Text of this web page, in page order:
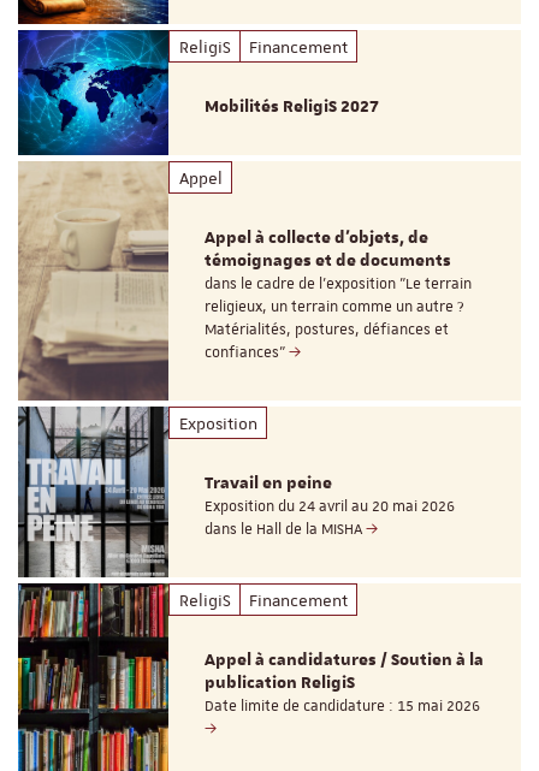
ReligiS Financement
Mobilités ReligiS 2027
Appel
Appel à collecte d'objets, de
témoignages et de documents
dans le cadre de l'exposition "Le terrain
religieux, un terrain comme un autre ?
Matérialités, postures, défiances et
confiances"
Exposition
Travail en peine
Exposition du 24 avril au 20 mai 2026
dans le Hall de la MISHA
ReligiS Financement
Appel à candidatures / Soutien à la
publication ReligiS
Date limite de candidature : 15 mai 2026